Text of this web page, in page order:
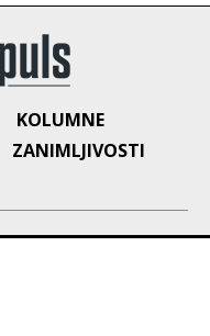
KOLUMNE
ZANIMLJIVOSTI